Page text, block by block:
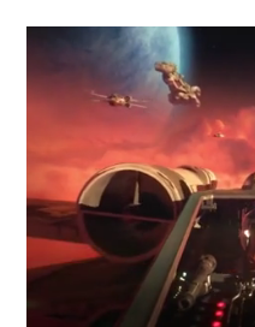
Squadrons”:
gry
ze
świata
„Gwiezdnych